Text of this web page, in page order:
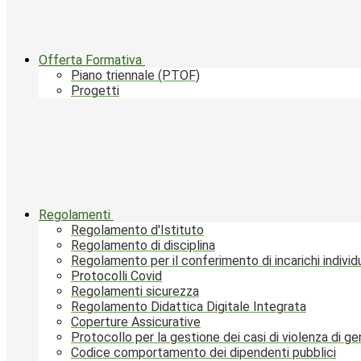
Offerta Formativa
Piano triennale (PTOF)
Progetti
Regolamenti
Regolamento d'Istituto
Regolamento di disciplina
Regolamento per il conferimento di incarichi
Protocolli Covid
Regolamenti sicurezza
Regolamento Didattica Digitale Integrata
Coperture Assicurative
Protocollo per la gestione dei casi di violenza di
Codice comportamento dei dipendenti pubblici